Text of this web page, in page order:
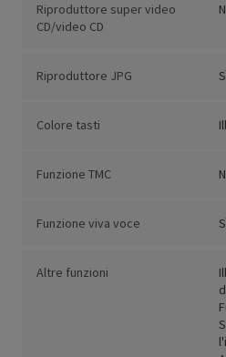
Riproduttore super video
CD/video CD
Riproduttore JPG
Colore tasti
Funzione TMC
Funzione viva voce
Altre funzioni